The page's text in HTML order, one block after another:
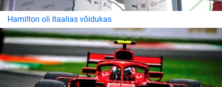
Hamilton oli Itaalias võidukas